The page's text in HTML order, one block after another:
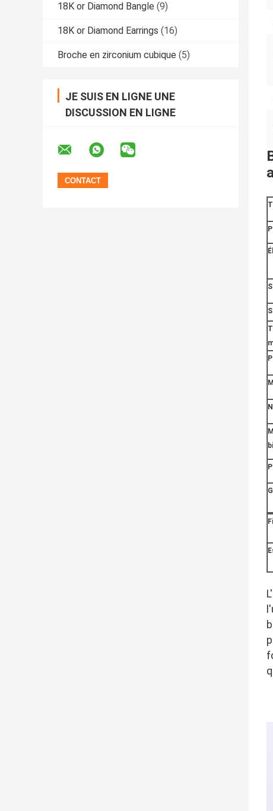
18K or Diamond Bangle (9)
18K or Diamond Earrings (16)
Broche en zirconium cubique (5)
JE SUIS EN LIGNE UNE
DISCUSSION EN LIGNE